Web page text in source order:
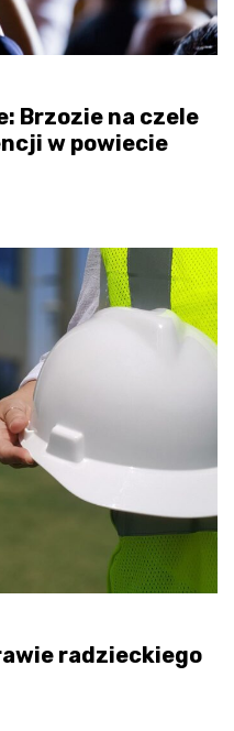
Brzozie na czele
w powiecie
radzieckiego